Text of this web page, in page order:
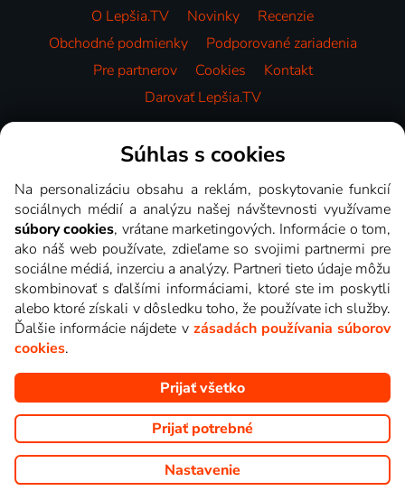
O Lepšia.TV Novinky
Recenzie
Obchodné podmienky
Podporované zariadenia
Pre partnerov
Cookies
Kontakt
Darovať Lepšia.TV
Videotéka
Copyright © goNET s.r.o. Na tomto webe sú zobrazované obrázky
z relácií TV staníc, ktoré môžete sledovať v Lepšia.TV.
Súhlas s cookies
Na personalizáciu obsahu a reklám, poskytovanie funkcií
sociálnych médií a analýzu našej návštevnosti využívame
súbory cookies, vrátane marketingových. Informácie o tom,
ako náš web používate, zdieľame so svojimi partnermi pre
sociálne médiá, inzerciu a analýzy. Partneri tieto údaje môžu
skombinovať s ďalšími informáciami, ktoré ste im poskytli
alebo ktoré získali v dôsledku toho, že používate ich služby.
Ďalšie informácie nájdete v zásadách používania súborov
cookies.
Prijať všetko
Prijať potrebné
Nastavenie